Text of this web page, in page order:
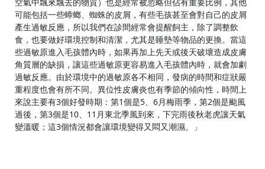
空氣中飄來飄去的物質）也是經常被忽略但佔有重要比例，其他
可能包括一些蟑螂、蜘蛛的皮屑，有些毛孩甚至會對自己的皮屑
產生過敏反應，所以我們在診間經常會提醒飼主，除了調整飲
食，也要做好環境控制和清潔，尤其是睡墊等物品的更換。當這
些過敏原進入毛孩體內時，如果再加上先天或後天破壞造成皮膚
角質層的缺損，讓這些過敏原更容易進入毛孩體內時，就會加劇
過敏反應。由於環境中的過敏原各不相同，發病的時間和症狀嚴
重程度也會有所不同。異位性皮膚炎也有季節的傾向性，時間上
來說主要有3個好發時期：第1個是5、6月梅雨季，第2個是颱風
過後，第3個是10、11月東北季風到來，下完雨後秋老虎讓天氣
變溫暖；這3個情況都會讓環境變得又悶又潮濕。」